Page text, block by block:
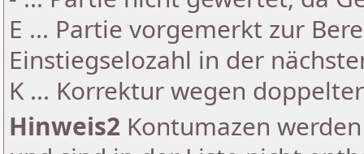
E ... Partie vorgemerkt zur
Einstiegselozahl in der
K ... Korrektur wegen
Hinweis2 Kontumazen